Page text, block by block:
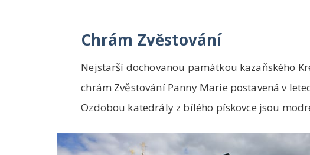
Chrám Zvěstování
Nejstarší dochovanou památkou kazaňského
chrám Zvěstování Panny Marie postavená v
Ozdobou katedrály z bílého pískovce jsou